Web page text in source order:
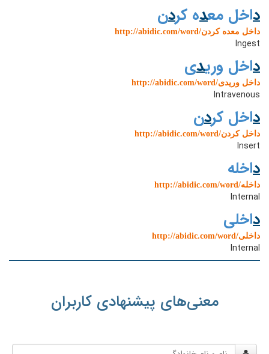
داخل معده کردن
http://abidic.com/word/داخل معده کردن
Ingest
داخل وریدی
http://abidic.com/word/داخل وریدی
Intravenous
داخل کردن
http://abidic.com/word/داخل کردن
Insert
داخله
http://abidic.com/word/داخله
Internal
داخلی
http://abidic.com/word/داخلی
Internal
معنی‌های پیشنهادی کاربران